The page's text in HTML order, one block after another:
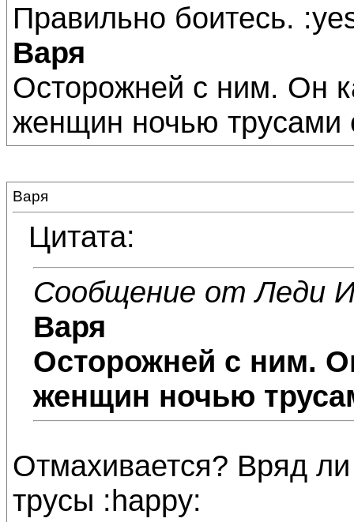
Правильно боитесь.
Варя
Осторожней с ним. Он
женщин ночью трусами
Варя
Цитата:
Сообщение от Леди
Варя
Осторожней с ним.
женщин ночью
Отмахивается? Вряд
трусы :happy: